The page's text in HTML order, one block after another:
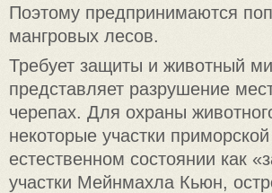
Поэтому предпринимаются
мангровых лесов.
Требует защиты и животный
представляет разрушение
черепах. Для охраны
некоторые участки
естественном состоянии как
участки Мейнмахла Кьюн,